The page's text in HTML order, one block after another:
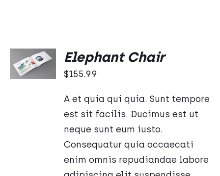
DO
KOSZYKA
/
Elephant Chair
$155.99
A et quia qui quia. Sunt tempore
est sit facilis. Ducimus est ut
neque sunt eum iusto.
Consequatur quia occaecati
enim omnis repudiandae labore